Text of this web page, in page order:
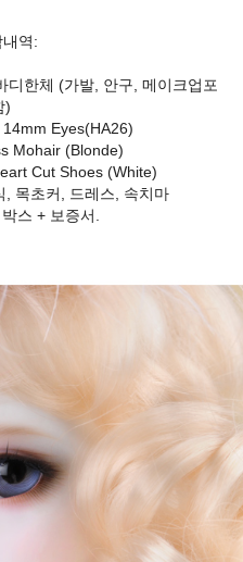
역:
디한체 (가발, 안구, 메이크업포
)
Eyes(HA26)
Mohair (Blonde)
Cut Shoes (White)
목초커, 드레스, 속치마
스 + 보증서.